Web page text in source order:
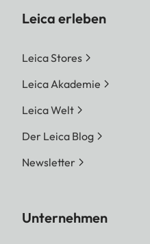
Leica erleben
Leica Stores
Leica Akademie
Leica Welt
Der Leica Blog
Newsletter
Unternehmen